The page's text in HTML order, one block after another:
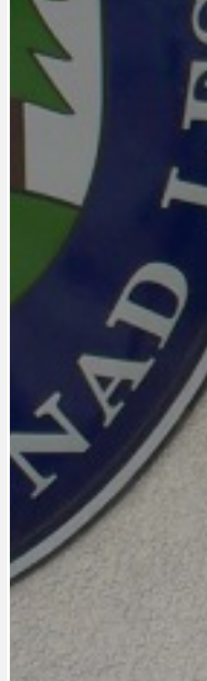
PRAHA UDRŽITELNÁ
OBČANSKÁ SPOLEČNOST
DEZINFORMACE
CYKLOVÝLETY
BÁSNĚ. FEJETONY. SATIRA
CYKLOVÝLETY
DATA A VÝROČÍ
DEZINFORMACE